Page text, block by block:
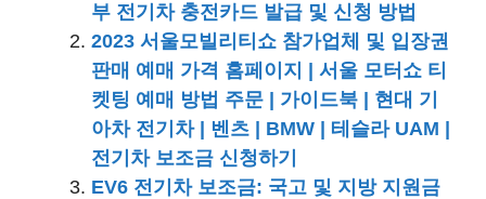
부 전기차 충전카드 발급 및 신청 방법
2023 서울모빌리티쇼 참가업체 및 입장권
판매 예매 가격 홈페이지 | 서울 모터쇼 티
켓팅 예매 방법 주문 | 가이드북 | 현대 기
아차 전기차 | 벤츠 | BMW | 테슬라 UAM |
전기차 보조금 신청하기
EV6 전기차 보조금: 국고 및 지방 지원금